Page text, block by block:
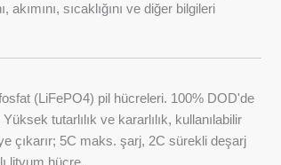
sıcaklığını ve diğer bilgileri
(LiFePO4) pil hücreleri. 100% DOD'de
tutarlılık ve kararlılık, kullanılabilir
çıkarır; 5C maks. şarj, 2C sürekli deşarj
lityum hücre.